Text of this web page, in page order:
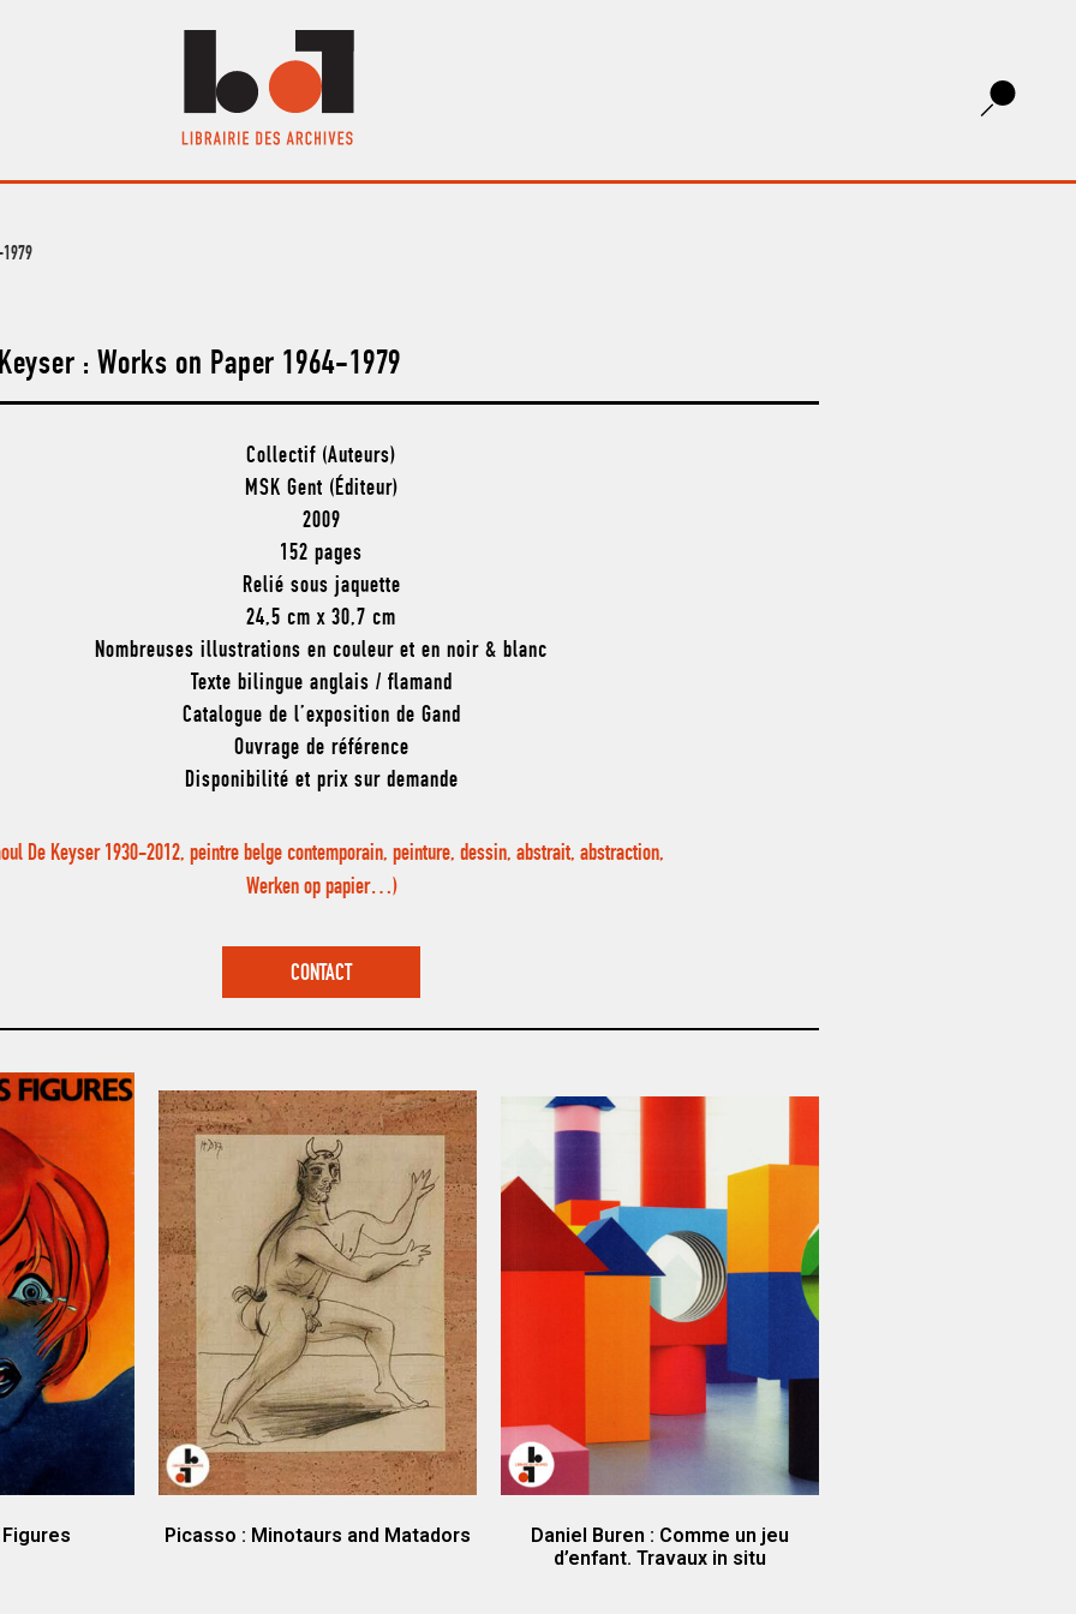
: Works on Paper 1964-1979
Collectif (Auteurs)
MSK Gent (Éditeur)
2009
152 pages
Relié sous jaquette
24,5 cm x 30,7 cm
Nombreuses illustrations en couleur et en noir & blanc
Texte bilingue anglais / flamand
Catalogue de l’exposition de Gand
Ouvrage de référence
Disponibilité et prix sur demande
De Keyser 1930-2012, peintre belge contemporain, peinture, dessin, abstrait, abstraction,
Werken op papier…)
CONTACT
Picasso : Minotaurs and Matadors
Daniel Buren : Comme un jeu
d’enfant. Travaux in situ